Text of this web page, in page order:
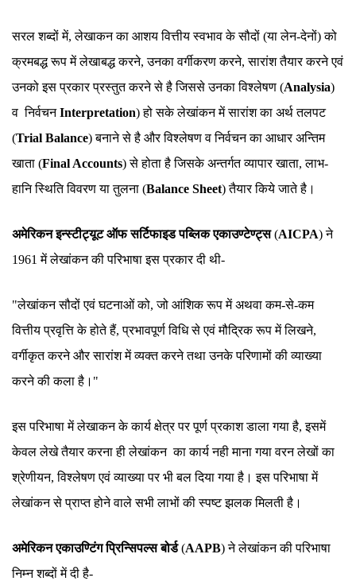
सरल शब्दों में, लेखाकन का आशय वित्तीय स्वभाव के सौदों (या लेन-देनों) को
क्रमबद्ध रूप में लेखाबद्ध करने, उनका वर्गीकरण करने, सारांश तैयार करने एवं
उनको इस प्रकार प्रस्तुत करने से है जिससे उनका विश्लेषण (Analysia)
व निर्वचनInterpretation) हो सके लेखांकन में सारांश का अर्थ तलपट
(Trial Balance) बनाने से है और विश्लेषण व निर्वचन का आधार अन्तिम
खाता (Final Accounts) से होता है जिसके अन्तर्गत व्यापार खाता, लाभ-
हानि स्थिति विवरण या तुलना (Balance Sheet) तैयार किये जाते है।
अमेरिकन इन्स्टीट्यूट ऑफ सर्टिफाइड पब्लिक एकाउण्टेण्ट्स(AICPA) ने
1961 में लेखांकन की परिभाषा इस प्रकार दी थी-
"लेखांकन सौदों एवं घटनाओं को, जो आंशिक रूप में अथवा कम-से-कम
वित्तीय प्रवृत्ति के होते हैं, प्रभावपूर्ण विधि से एवं मौद्रिक रूप में लिखने,
वर्गीकृत करने और सारांश में व्यक्त करने तथा उनके परिणामों की व्याख्या
करने की कला है।"
इस परिभाषा में लेखाकन के कार्य क्षेत्र पर पूर्ण प्रकाश डाला गया है, इसमें
केवल लेखे तैयार करना ही लेखांकन का कार्य नही माना गया वरन लेखों का
श्रेणीयन, विश्लेषण एवं व्याख्या पर भी बल दिया गया है। इस परिभाषा में
लेखांकन से प्राप्त होने वाले सभी लाभों की स्पष्ट झलक मिलती है।
अमेरिकन एकाउण्टिंग प्रिन्सिपल्स बोर्ड(AAPB) ने लेखांकन की परिभाषा
निम्न शब्दों में दी है-